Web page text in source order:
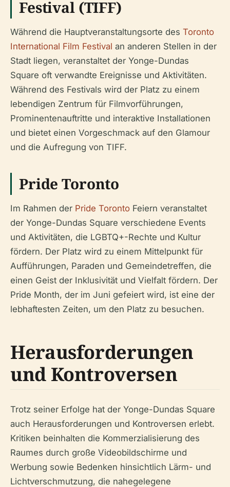
Festival (TIFF)
Während die Hauptveranstaltungsorte des Toronto
International Film Festival an anderen Stellen in der
Stadt liegen, veranstaltet der Yonge-Dundas
Square oft verwandte Ereignisse und Aktivitäten.
Während des Festivals wird der Platz zu einem
lebendigen Zentrum für Filmvorführungen,
Prominentenauftritte und interaktive Installationen
und bietet einen Vorgeschmack auf den Glamour
und die Aufregung von TIFF.
Pride Toronto
Im Rahmen der Pride Toronto Feiern veranstaltet
der Yonge-Dundas Square verschiedene Events
und Aktivitäten, die LGBTQ+-Rechte und Kultur
fördern. Der Platz wird zu einem Mittelpunkt für
Aufführungen, Paraden und Gemeindetreffen, die
einen Geist der Inklusivität und Vielfalt fördern. Der
Pride Month, der im Juni gefeiert wird, ist eine der
lebhaftesten Zeiten, um den Platz zu besuchen.
Herausforderungen
und Kontroversen
Trotz seiner Erfolge hat der Yonge-Dundas Square
auch Herausforderungen und Kontroversen erlebt.
Kritiken beinhalten die Kommerzialisierung des
Raumes durch große Videobildschirme und
Werbung sowie Bedenken hinsichtlich Lärm- und
Lichtverschmutzung, die nahegelegene